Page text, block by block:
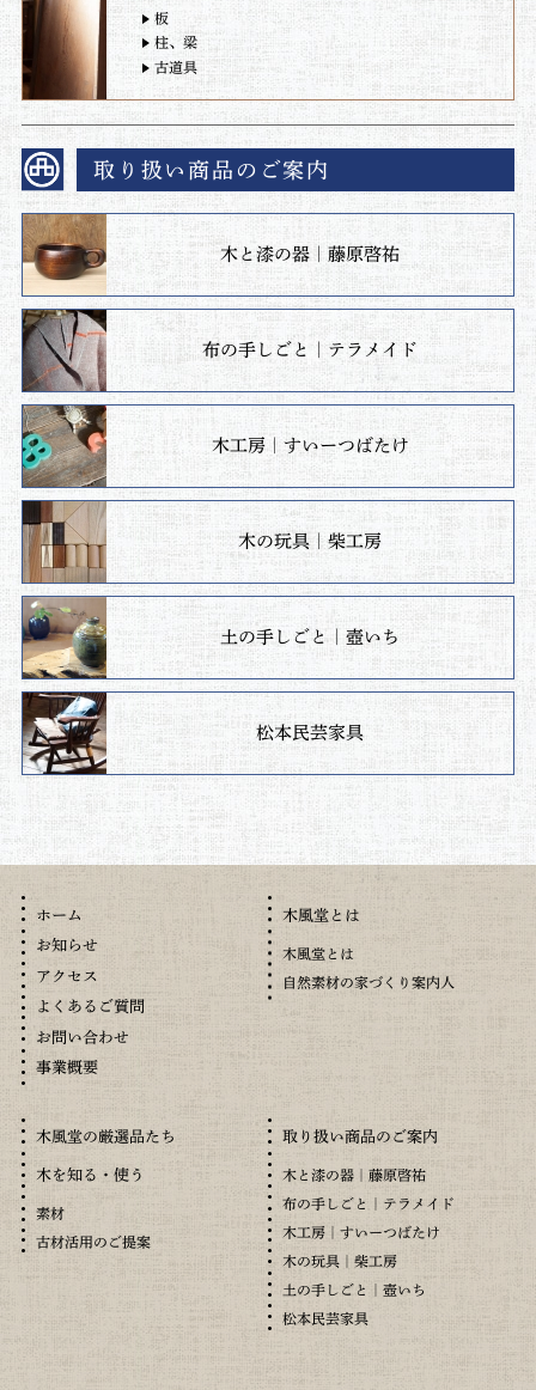
板
柱、梁
古道具
取り扱い商品のご案内
木と漆の器｜藤原啓祐
布の手しごと｜テラメイド
木工房｜すいーつばたけ
木の玩具｜柴工房
土の手しごと｜壺いち
松本民芸家具
ホーム
お知らせ
アクセス
よくあるご質問
お問い合わせ
事業概要
木風堂とは
木風堂とは
自然素材の家づくり案内人
木風堂の厳選品たち
木を知る・使う
素材
古材活用のご提案
取り扱い商品のご案内
木と漆の器｜藤原啓祐
布の手しごと｜テラメイド
木工房｜すいーつばたけ
木の玩具｜柴工房
土の手しごと｜壺いち
松本民芸家具